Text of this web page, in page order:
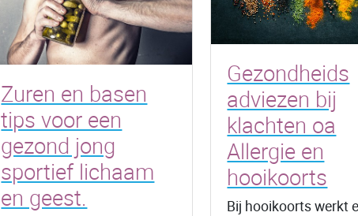
Gezondheids
adviezen bij
klachten oa
Allergie en
hooikoorts
Bij hooikoorts werkt
Zuren en basen
tips voor een
gezond jong
sportief lichaam
en geest.